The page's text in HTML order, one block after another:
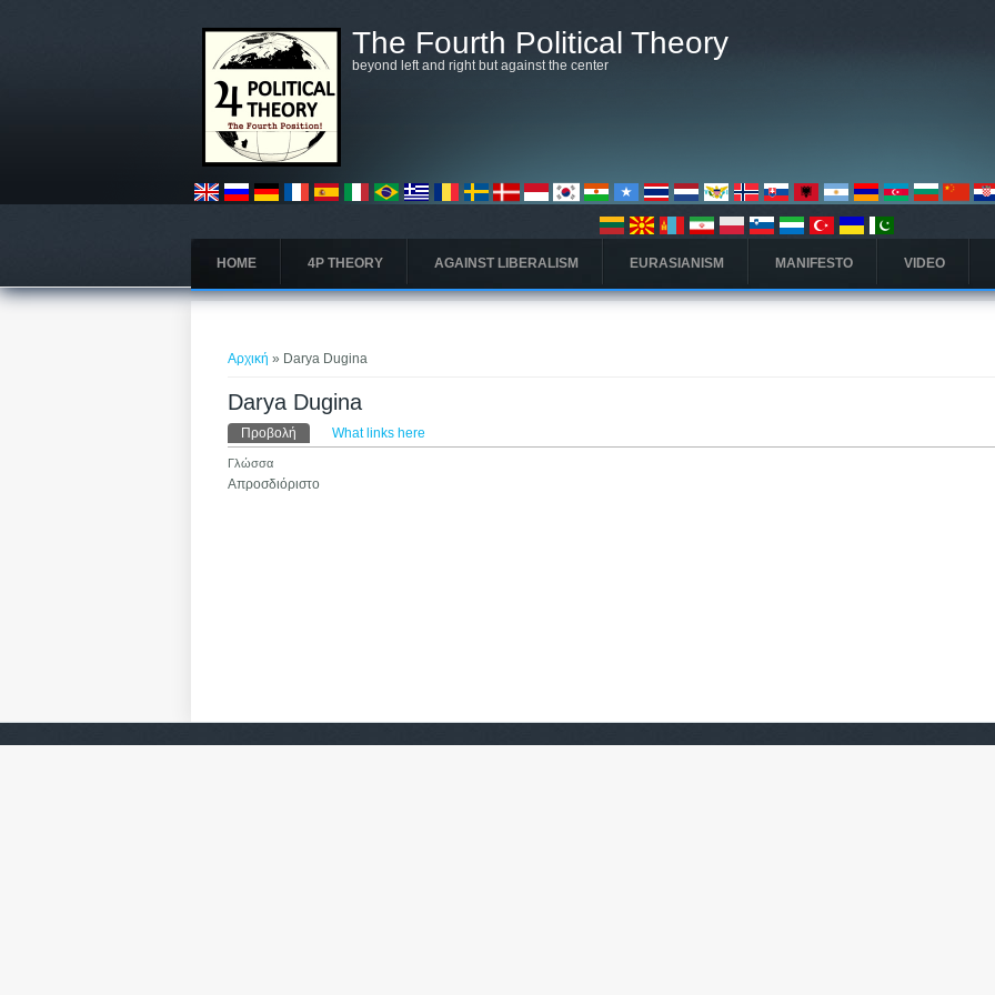
The Fourth Political Theory
beyond left and right but against the center
HOME 4P THEORY AGAINST LIBERALISM EURASIANISM MANIFESTO VIDEO
Αρχική » Darya Dugina
Darya Dugina
Πρωτεύουσες καρτέλες
Προβολή (ενεργή καρτέλα)
What links here
Γλώσσα
Απροσδιόριστο